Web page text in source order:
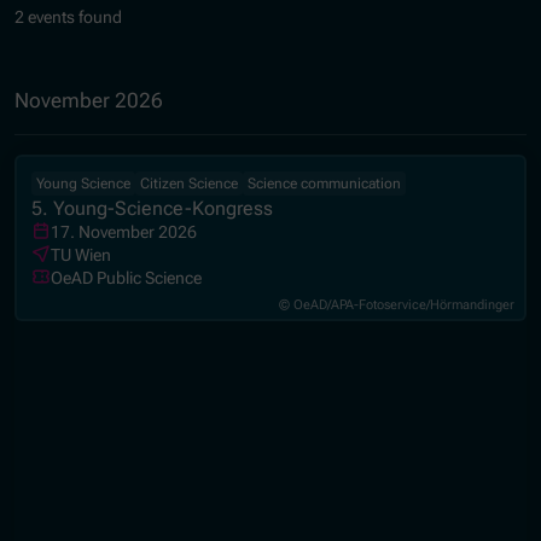
2 events found
November 2026
Young Science Citizen Science Science communication
5. Young-Science-Kongress
17. November 2026
TU Wien
OeAD Public Science
© OeAD/APA-Fotoservice/Hörmandinger